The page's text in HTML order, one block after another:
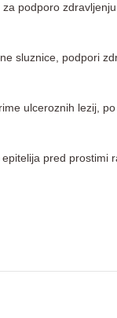
podporo
sluznice, podpori
ulceroznih lezij,
pred prostimi